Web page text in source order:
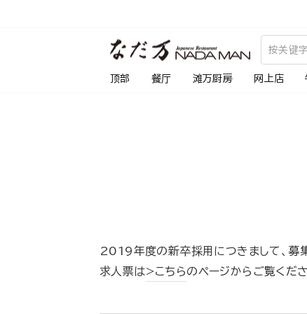
顶部 餐厅 滩万厨房 网上店
2019年度の新卒採用につきまして、募
求人票は>こちらのページからご覧くださ